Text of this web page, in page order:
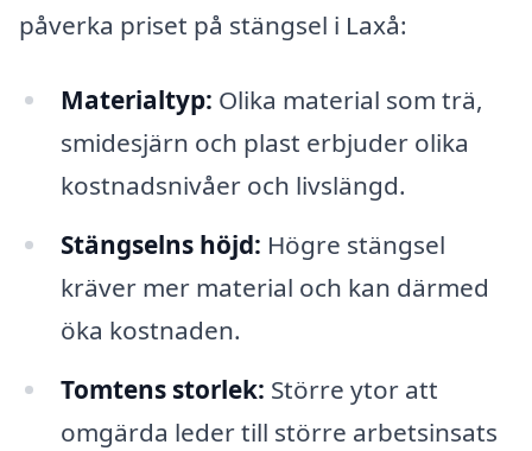
påverka priset på stängsel i Laxå:
Materialtyp: Olika material som trä,
smidesjärn och plast erbjuder olika
kostnadsnivåer och livslängd.
Stängselns höjd: Högre stängsel
kräver mer material och kan därmed
öka kostnaden.
Tomtens storlek: Större ytor att
omgärda leder till större arbetsinsats